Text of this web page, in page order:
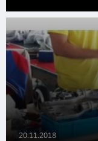
20.11.2018